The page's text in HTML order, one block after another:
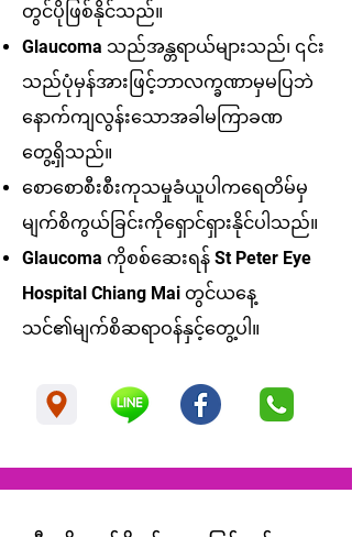
တွင်ပိုဖြစ်နိုင်သည်။
Glaucoma သည်အန္တရာယ်များသည်၊ ၎င်း
သည်ပုံမှန်အားဖြင့်ဘာလက္ခဏာမှမပြဘဲ
နောက်ကျလွန်းသောအခါမကြာခဏ
တွေ့ရှိသည်။
စောစောစီးစီးကုသမှုခံယူပါကရေတိမ်မှ
မျက်စိကွယ်ခြင်းကိုရှောင်ရှားနိုင်ပါသည်။
Glaucoma ကိုစစ်ဆေးရန် St Peter Eye
Hospital Chiang Mai တွင်ယနေ့
သင်၏မျက်စိဆရာဝန်နှင့်တွေ့ပါ။